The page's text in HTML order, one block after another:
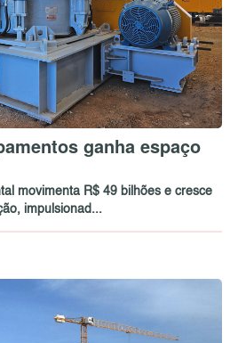
ganha espaço
movimenta R$ 49 bilhões e cresce
impulsionad...